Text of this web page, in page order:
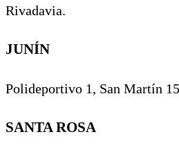
Rivadavia.
JUNÍN
Polideportivo 1, San Martín
SANTA ROSA